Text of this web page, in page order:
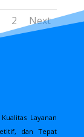
2 Next
Layanan
dan Tepat